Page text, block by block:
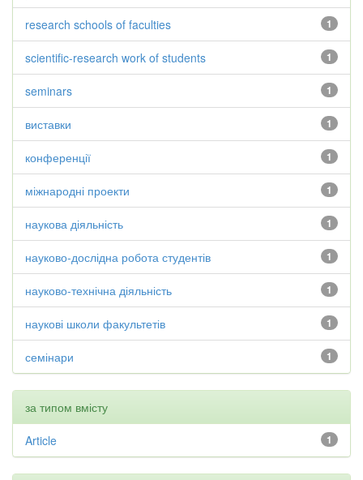
1
research schools of faculties
1
scientific-research work of students
1
seminars
1
виставки
1
конференції
1
міжнародні проекти
1
наукова діяльність
1
науково-дослідна робота студентів
1
науково-технічна діяльність
1
наукові школи факультетів
1
семінари
за типом вмісту
1
Article